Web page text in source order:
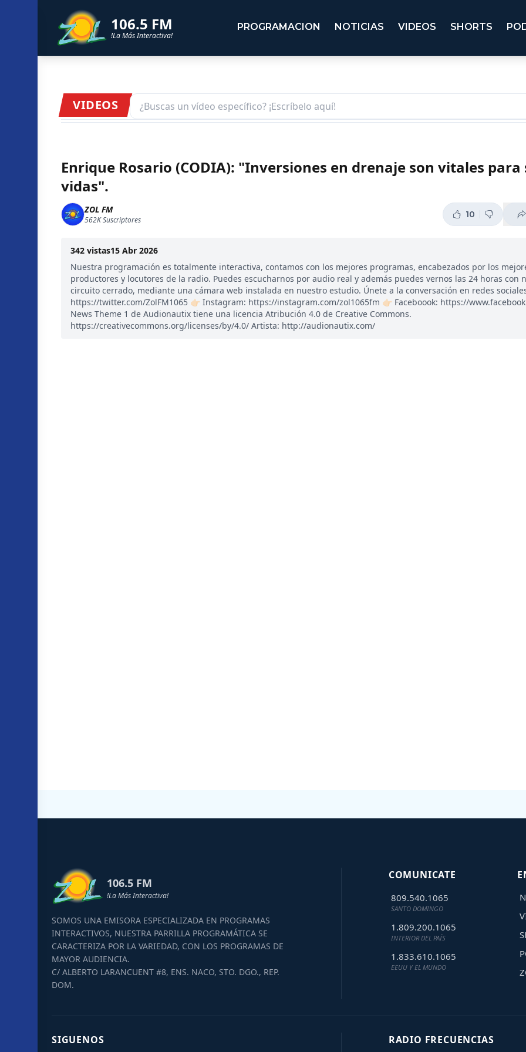
106.5 FM
!La Más Interactiva!
PROGRAMACION NOTICIAS VIDEOS SHORTS
VIDEOS
Enrique Rosario (CODIA): "Inversiones en drenaje son vitales
vidas".
ZOL FM
562KSuscriptores
10
342 vistas15 Abr 2026
Nuestra programación es totalmente interactiva, contamos con los mejores programas, encabezados por los
productores y locutores de la radio. Puedes escucharnos por audio real y además puedes vernos las 24 horas con
circuito cerrado, mediante una cámara web instalada en nuestro estudio. Únete a la conversación en redes sociales:
https://twitter.com/ZolFM1065 👉🏻 Instagram: https://instagram.com/zol1065fm 👉🏻 Faceboook: https://
News Theme 1 de Audionautix tiene una licencia Atribución 4.0 de Creative Commons.
https://creativecommons.org/licenses/by/4.0/ Artista: http://audionautix.com/
106.5 FM
!La Más Interactiva!
SOMOS UNA EMISORA ESPECIALIZADA EN PROGRAMAS
INTERACTIVOS, NUESTRA PARRILLA PROGRAMÁTICA SE
CARACTERIZA POR LA VARIEDAD, CON LOS PROGRAMAS DE
MAYOR AUDIENCIA.
C/ ALBERTO LARANCUENT #8, ENS. NACO, STO. DGO., REP.
DOM.
COMUNICATE
809.540.1065
SANTO DOMINGO
1.809.200.1065
INTERIOR DEL PAÍS
1.833.610.1065
EEUU Y EL MUNDO
SIGUENOS RADIO FRECUENCIAS